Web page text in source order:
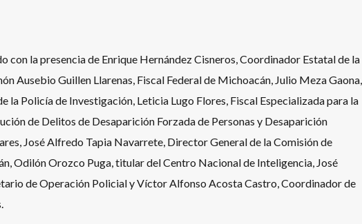
con la presencia de Enrique Hernández Cisneros, Coordinador Estatal de la
Ausebio Guillen Llarenas, Fiscal Federal de Michoacán, Julio Meza Gaona,
la Policía de Investigación, Leticia Lugo Flores, Fiscal Especializada para la
de Delitos de Desaparición Forzada de Personas y Desaparición
José Alfredo Tapia Navarrete, Director General de la Comisión de
Odilón Orozco Puga, titular del Centro Nacional de Inteligencia, José
de Operación Policial y Víctor Alfonso Acosta Castro, Coordinador de